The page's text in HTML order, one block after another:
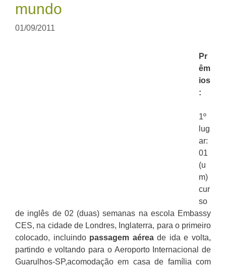
mundo
01/09/2011
Pr
êm
ios
:
1º
lug
ar:
01
(u
m)
cur
so
de inglês de 02 (duas) semanas na escola Embassy
CES, na cidade de Londres, Inglaterra, para o primeiro
colocado, incluindo passagem aéreade ida e volta,
partindo e voltando para o Aeroporto Internacional de
Guarulhos-SP,acomodação em casa de família com